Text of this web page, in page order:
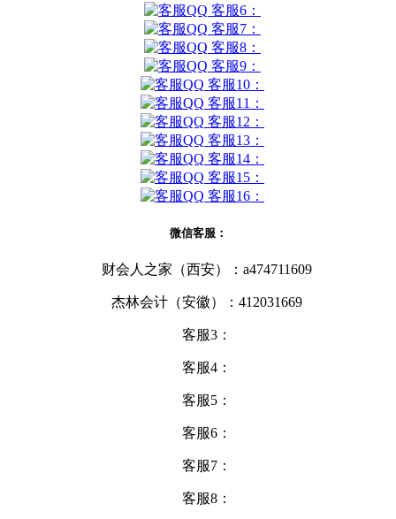
客服6：
客服7：
客服8：
客服9：
客服10：
客服11：
客服12：
客服13：
客服14：
客服15：
客服16：
微信客服：
财会人之家（西安）：a474711609
杰林会计（安徽）：412031669
客服3：
客服4：
客服5：
客服6：
客服7：
客服8：